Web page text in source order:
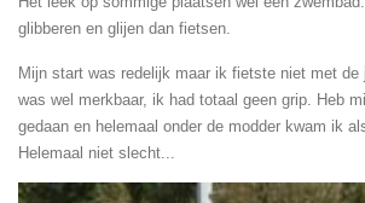
glibberen en glijen dan fietsen.
Mijn start was redelijk maar ik fietste niet met de
was wel merkbaar, ik had totaal geen grip. Heb
gedaan en helemaal onder de modder kwam ik
Helemaal niet slecht...